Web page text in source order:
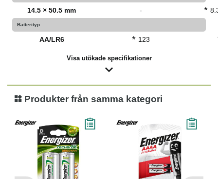
14.5 × 50.5 mm - *
Batterityp
AA/LR6 * 123
Visa utökade specifikationer
Produkter från samma kategori